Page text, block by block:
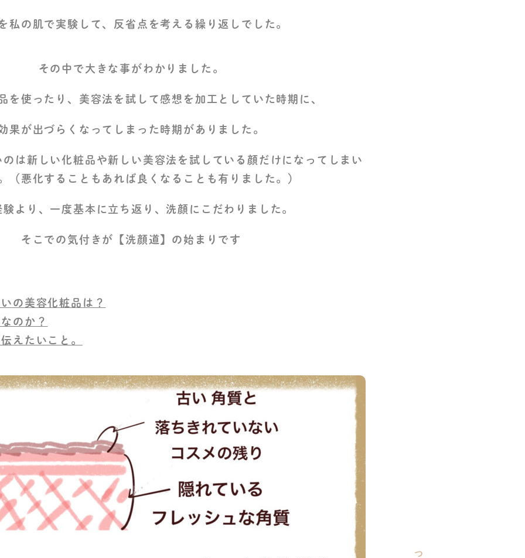
つ
私の肌で実験して、反省点を考える繰り返しでした。
その中で大きな事がわかりました。
を使ったり、美容法を試して感想を加工としていた時期に、
果が出づらくなってしまった時期がありました。
は新しい化粧品や新しい美容法を試している顔だけになってしまい
（悪化することもあれば良くなることも有りました。）
より、一度基本に立ち返り、洗顔にこだわりました。
そこでの気付きが【洗顔道】の始まりです
の美容化粧品は？
のか？
えたいこと。